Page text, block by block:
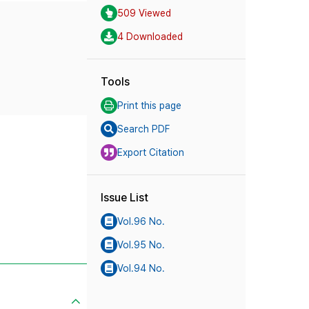
509 Viewed
4 Downloaded
Tools
Print this page
Search PDF
Export Citation
Issue List
Vol.96 No.
Vol.95 No.
Vol.94 No.